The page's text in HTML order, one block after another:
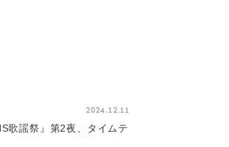
2024.12.11
歌謡祭』第2夜、タイムテ